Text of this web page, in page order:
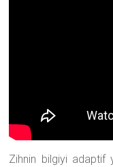
Zihnin bilgiyi adaptif